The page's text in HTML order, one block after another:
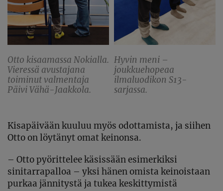
Otto kisaamassa Nokialla.
Vieressä avustajana
toiminut valmentaja
Päivi Vähä-Jaakkola.
Hyvin meni –
joukkuehopeaa
ilmaluodikon S13-
sarjassa.
Kisapäivään kuuluu myös odottamista, ja siihen
Otto on löytänyt omat keinonsa.
– Otto pyörittelee käsissään esimerkiksi
sinitarrapalloa – yksi hänen omista keinoistaan
purkaa jännitystä ja tukea keskittymistä